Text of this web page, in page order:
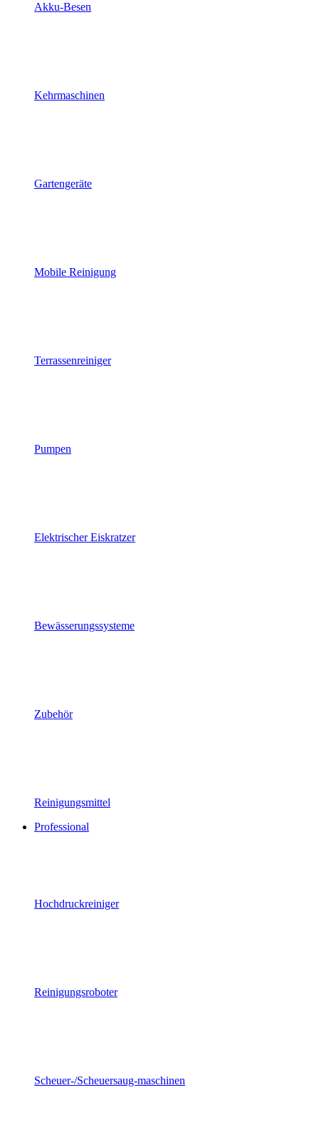
Akku-Besen
Kehrmaschinen
Gartengeräte
Mobile Reinigung
Terrassenreiniger
Pumpen
Elektrischer Eiskratzer
Bewässerungssysteme
Zubehör
Reinigungsmittel
Professional
Hochdruckreiniger
Reinigungsroboter
Scheuer-/Scheuersaug-maschinen